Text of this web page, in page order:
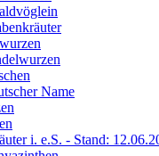
Name
i. e.S. - Stand: